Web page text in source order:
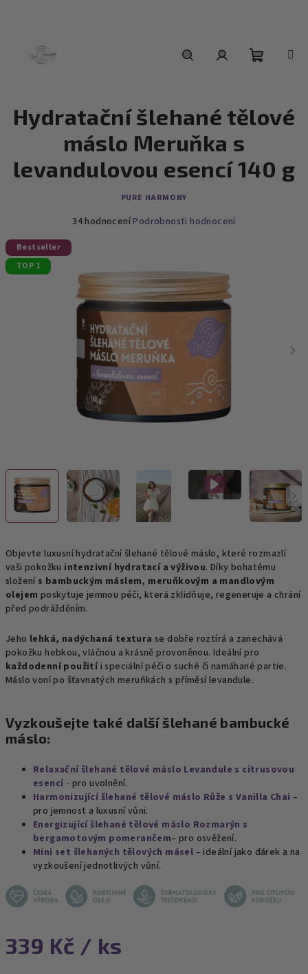
košík
Objevte luxusní hydratační šlehané tělové máslo, které rozmazlí
vaši pokožku intenzivní hydratací a výživou. Díky bohatému
složení s bambuckým máslem, meruňkovým a mandlovým
olejem poskytuje jemnou péči, která zklidňuje, regeneruje a chrání
před podrážděním.
Jeho lehká, nadýchaná textura se dobře roztírá a zanechává
pokožku hebkou, vláčnou a krásně provoněnou. Ideální pro
každodenní použitíi speciální péči o suché či namáhané partie.
Máslo voní po šťavnatých meruňkách s příměsí levandule.
Vyzkoušejte také další šlehané bambucké
máslo:
Relaxační šlehané tělové máslo Levandule s citrusovou
esencí - pro uvolnění.
Harmonizující šlehané tělové máslo Růže s Vanilla Chai –
pro jemnost a luxusní vůni.
Energizující šlehané tělové máslo Rozmarýn s
bergamotovým pomerančem– pro osvěžení.
Mini set šlehaných tělových másel – ideální jako dárek a na
vyzkoušení jednotlivých vůní.
339 Kč / ks
Hydratační šlehané tělové
máslo Meruňka s
levandulovou esencí 140 g
PURE HARMONY
produktu
je
4,8
34 hodnoceníPodrobnosti hodnocení
Bestseller
TOP 1